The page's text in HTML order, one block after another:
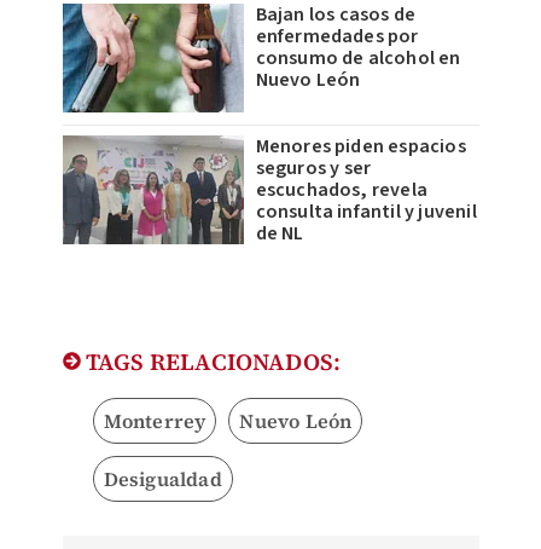
Bajan los casos de
enfermedades por
consumo de alcohol en
Nuevo León
Menores piden espacios
seguros y ser
escuchados, revela
consulta infantil y juvenil
de NL
TAGS RELACIONADOS:
Monterrey Nuevo León
Desigualdad